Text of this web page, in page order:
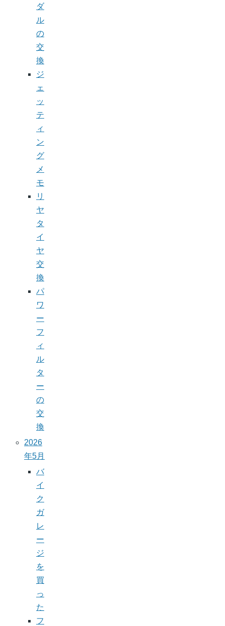
ダ
ル
の
交
換
ジ
ェ
ッ
テ
ィ
ン
グ
メ
モ
リ
ヤ
タ
イ
ヤ
交
換
パ
ワ
ー
フ
ィ
ル
タ
ー
の
交
換
2026
年5月
バ
イ
ク
ガ
レ
ー
ジ
を
買
っ
た
フ